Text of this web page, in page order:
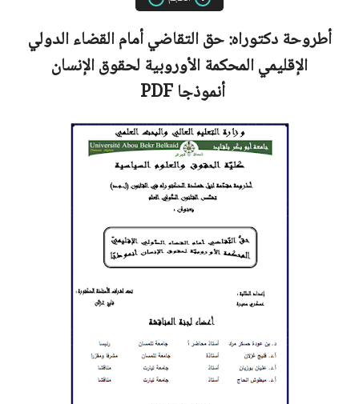
أطروحة دكتوراه:حق التقاضي أمام القضاء الدولي
الإقليمي المحكمة الأوروبية لحقوق الإنسان
أنموذجاPDF